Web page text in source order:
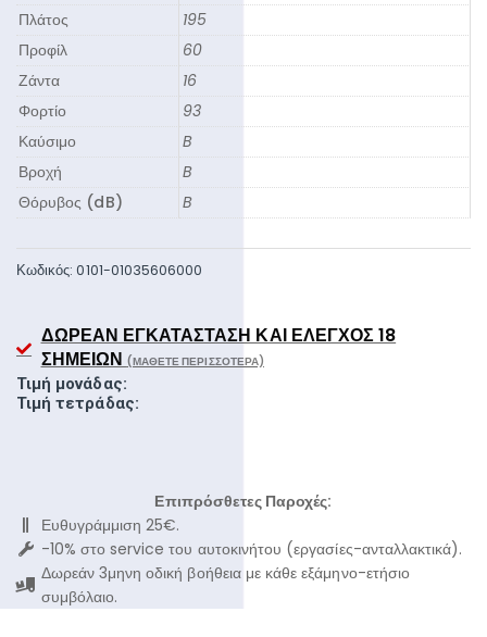
Πλάτος
195
Προφίλ
60
Ζάντα
16
Φορτίο
93
Καύσιμο
B
Βροχή
B
Θόρυβος (dB)
B
Κωδικός:0101-01035606000
ΔΩΡΕΆΝ ΕΓΚΑΤΆΣΤΑΣΗ ΚΑΙ ΈΛΕΓΧΟΣ 18
ΣΗΜΕΊΩΝ (ΜΆΘΕΤΕ ΠΕΡΙΣΣΌΤΕΡΑ)
Τιμή μονάδας:
Τιμή τετράδας:
Επιπρόσθετες Παροχές:
Ευθυγράμμιση 25€.
-10% στο service του αυτοκινήτου (εργασίες-ανταλλακτικά).
Δωρεάν 3μηνη οδική βοήθεια με κάθε εξάμηνο-ετήσιο
συμβόλαιο.